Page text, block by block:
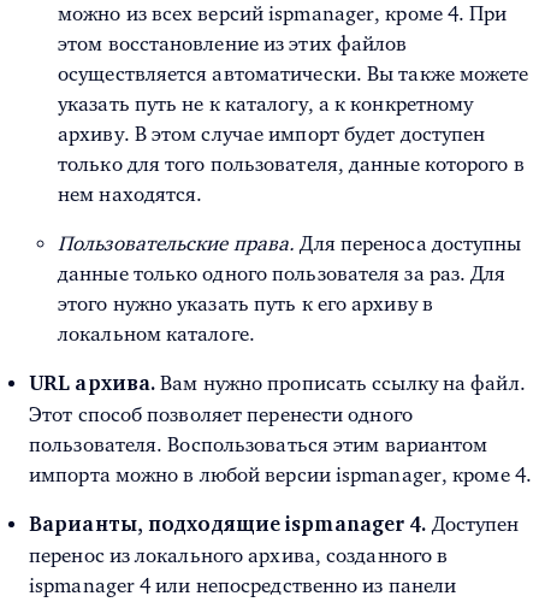
можно из всех версий ispmanager, кроме 4. При
этом восстановление из этих файлов
осуществляется автоматически. Вы также можете
указать путь не к каталогу, а к конкретному
архиву. В этом случае импорт будет доступен
только для того пользователя, данные которого в
нем находятся.
Пользовательские права.Для переноса доступны
данные только одного пользователя за раз. Для
этого нужно указать путь к его архиву в
локальном каталоге.
URL архива.Вам нужно прописать ссылку на файл.
Этот способ позволяет перенести одного
пользователя. Воспользоваться этим вариантом
импорта можно в любой версии ispmanager, кроме 4.
Варианты, подходящие ispmanager 4. Доступен
перенос из локального архива, созданного в
ispmanager 4 или непосредственно из панели